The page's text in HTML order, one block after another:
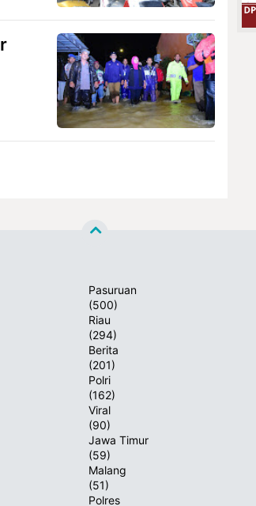
Pasuruan
(500)
Riau
(294)
Berita
(201)
Polri
(162)
Viral
(90)
Jawa Timur
(59)
Malang
(51)
Polres